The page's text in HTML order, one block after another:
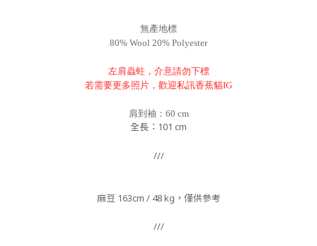
無產地標
80% Wool 20% Polyester
左肩蟲蛀，介意請勿下標
若需要更多照片，歡迎私訊香蕉貓IG
肩到袖：60 cm
全長：101 cm
///
麻豆 163cm / 48 kg，僅供參考
///